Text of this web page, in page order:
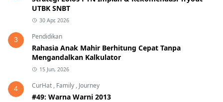
UTBK SNBT
30 Apr, 2026
3 Pendidikan
Rahasia Anak Mahir Berhitung Cepat Tanpa
Mengandalkan Kalkulator
15 Jun, 2026
4 CurHat , Family , Journey
#49: Warna Warni 2013